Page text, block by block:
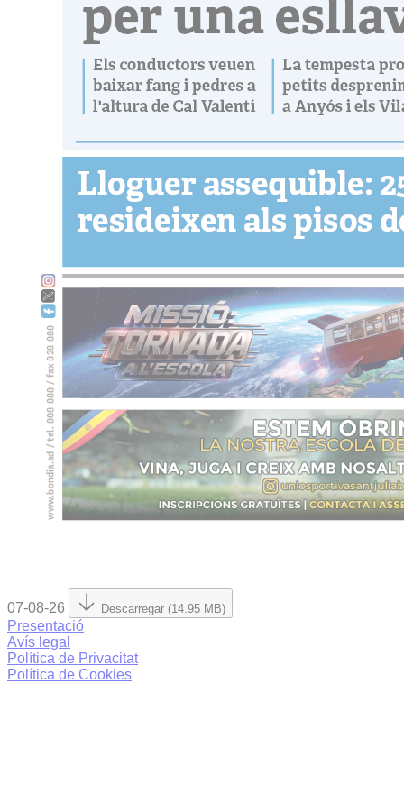
07-08-26 Descarregar (14.95 MB)
Presentació
Avís legal
Política de Privacitat
Política de Cookies